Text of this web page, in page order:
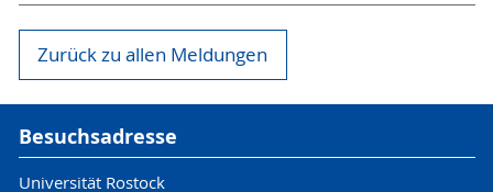
Zurück zu allen Meldungen
Besuchsadresse
Universität Rostock